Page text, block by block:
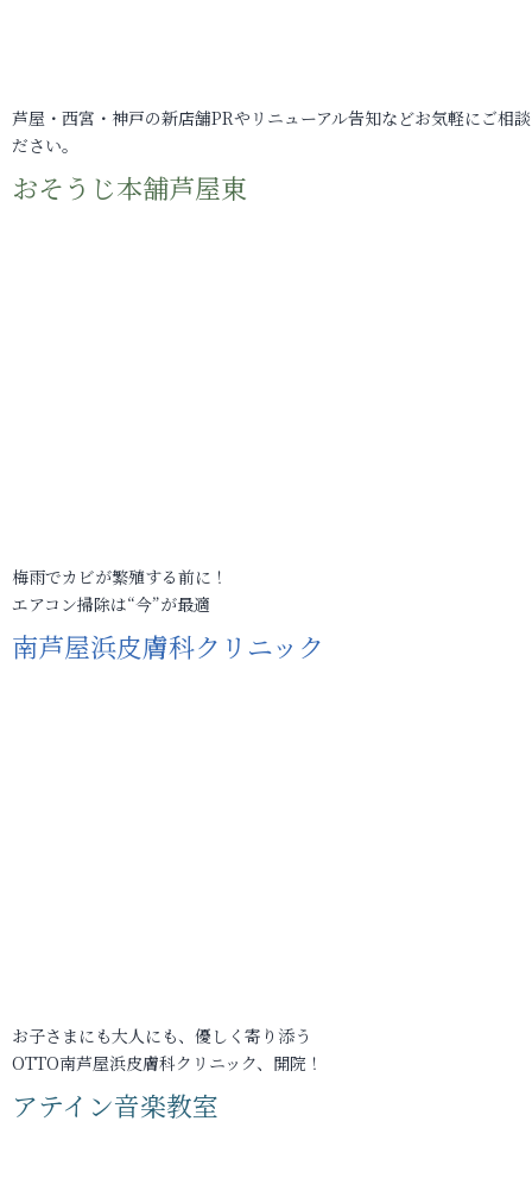
芦屋・西宮・神戸の新店舗PRやリニューアル告知などお気軽にご相
ださい。
おそうじ本舗芦屋東
梅雨でカビが繁殖する前に！
エアコン掃除は“今”が最適
南芦屋浜皮膚科クリニック
お子さまにも大人にも、優しく寄り添う
OTTO南芦屋浜皮膚科クリニック、開院！
アテイン音楽教室